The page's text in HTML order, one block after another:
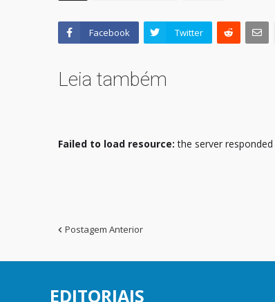
Facebook Twitter
Leia também
Failed to load resource: the server
Postagem Anterior
EDITORIAIS